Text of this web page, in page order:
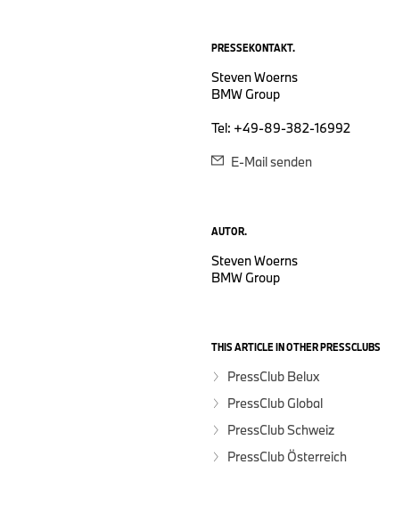
PRESSEKONTAKT.
Steven Woerns
BMW Group
Tel: +49-89-382-16992
E-Mail senden
AUTOR.
Steven Woerns
BMW Group
THIS ARTICLE IN OTHER PRESSCLUBS
PressClub Belux
PressClub Global
PressClub Schweiz
PressClub Österreich